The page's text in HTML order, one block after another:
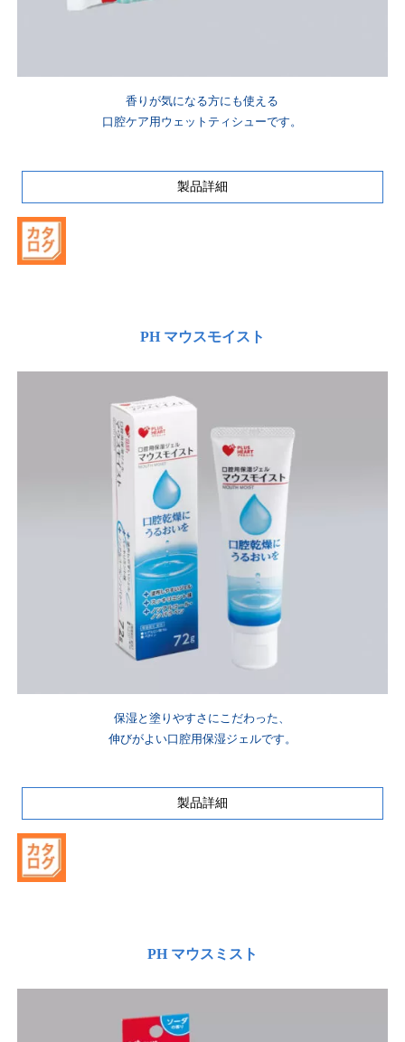
香りが気になる方にも使える
口腔ケア用ウェットティシューです。
製品詳細
PH マウスモイスト
保湿と塗りやすさにこだわった、
伸びがよい口腔用保湿ジェルです。
製品詳細
PH マウスミスト